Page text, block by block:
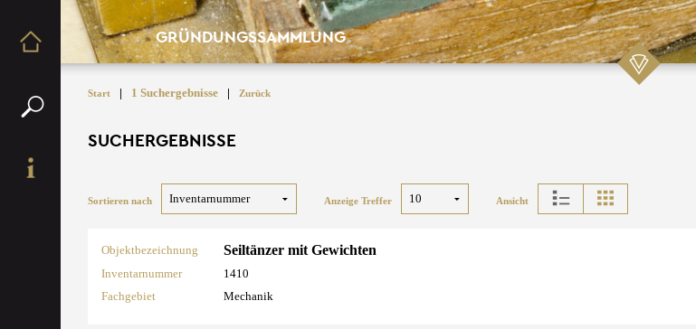
GRÜNDUNGSSAMMLUNG
Start | 1 Suchergebnisse | Zurück
SUCHERGEBNISSE
Sortieren nach Anzeige Treffer Ansicht
Objektbezeichnung Seiltänzer mit Gewichten
Inventarnummer
1410
Fachgebiet
Mechanik